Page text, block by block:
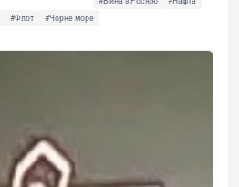
#Флот
#Чорне море